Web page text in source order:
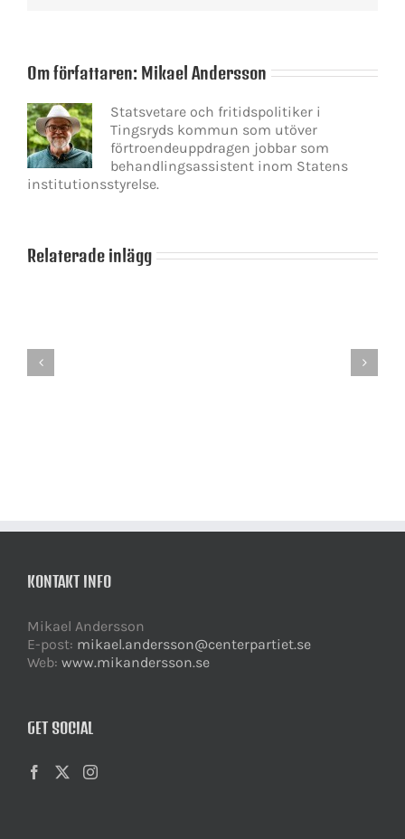
Om författaren: Mikael Andersson
Statsvetare och fritidspolitiker i
Tingsryds kommun som utöver
förtroendeuppdragen jobbar som
behandlingsassistent inom Statens
institutionsstyrelse.
Relaterade inlägg
Tiden
KONTAKT INFO
Mikael Andersson
E-post: mikael.andersson@centerpartiet.se
Web: www.mikandersson.se
GET SOCIAL